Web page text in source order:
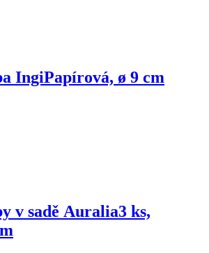
IngiPapírová, ø 9 cm
v sadě Auralia3 ks,